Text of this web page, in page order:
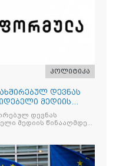
პოლიტიკა
დევნას
მედიის
დევნას
მედიის წინააღმდეგ,